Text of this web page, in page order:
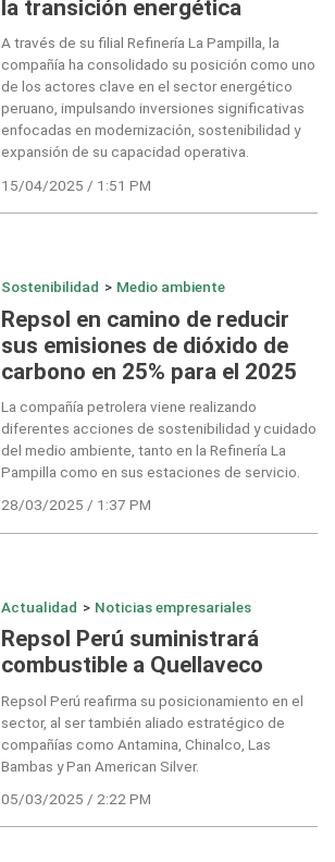
la transición energética
A través de su filial Refinería La Pampilla, la
compañía ha consolidado su posición como uno
de los actores clave en el sector energético
peruano, impulsando inversiones significativas
enfocadas en modernización, sostenibilidad y
expansión de su capacidad operativa.
15/04/2025 / 1:51 PM
Sostenibilidad > Medio ambiente
Repsol en camino de reducir
sus emisiones de dióxido de
carbono en 25% para el 2025
La compañía petrolera viene realizando
diferentes acciones de sostenibilidad y cuidado
del medio ambiente, tanto en la Refinería La
Pampilla como en sus estaciones de servicio.
28/03/2025 / 1:37 PM
Actualidad > Noticias empresariales
Repsol Perú suministrará
combustible a Quellaveco
Repsol Perú reafirma su posicionamiento en el
sector, al ser también aliado estratégico de
compañías como Antamina, Chinalco, Las
Bambas y Pan American Silver.
05/03/2025 / 2:22 PM